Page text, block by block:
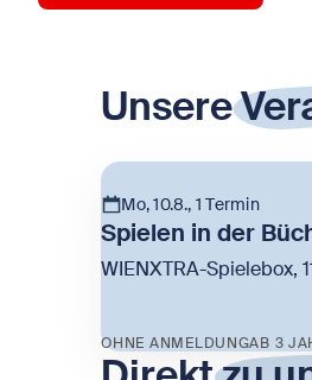
Unsere
Mo, 10.8., 1 Termin
Spielen in der
WIENXTRA-Spielebox,
OHNE ANMELDUNGAB 3
Zeige Spielen in der